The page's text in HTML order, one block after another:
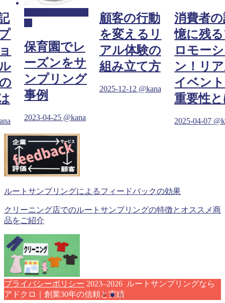
保育園でレ
ーズンをサ
ンプリング
事例
2023-04-25 @kana
顧客の行動
を変えるリ
アル体験の
組み立て方
2025-12-12 @kana
消費者
憶に残
ロモー
ン！リ
イベン
重要性
2025-04-07
ルートサンプリングによるフィードバックの効果
クリーニング店でのルートサンプリングの特徴とオススメ商
品をご紹介
プライバシーポリシー 2023–2026 ルートサンプリングなら
アドクロ｜創業30年の信頼と実績